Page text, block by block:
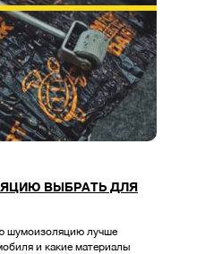
ВЫБРАТЬ ДЛЯ
шумоизоляцию лучше
и какие материалы